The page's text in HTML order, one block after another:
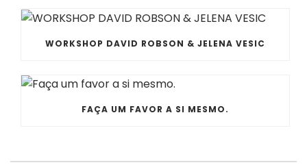
WORKSHOP DAVID ROBSON & JELENA VESIC
FAÇA UM FAVOR A SI MESMO.